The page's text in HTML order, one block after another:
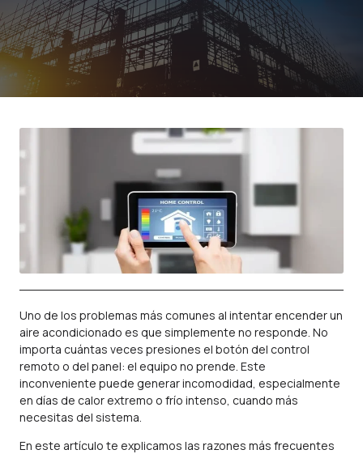
Uno de los problemas más comunes al intentar encender un
aire acondicionado es que simplemente no responde. No
importa cuántas veces presiones el botón del control
remoto o del panel: el equipo no prende. Este
inconveniente puede generar incomodidad, especialmente
en días de calor extremo o frío intenso, cuando más
necesitas del sistema.
En este artículo te explicamos las razones más frecuentes